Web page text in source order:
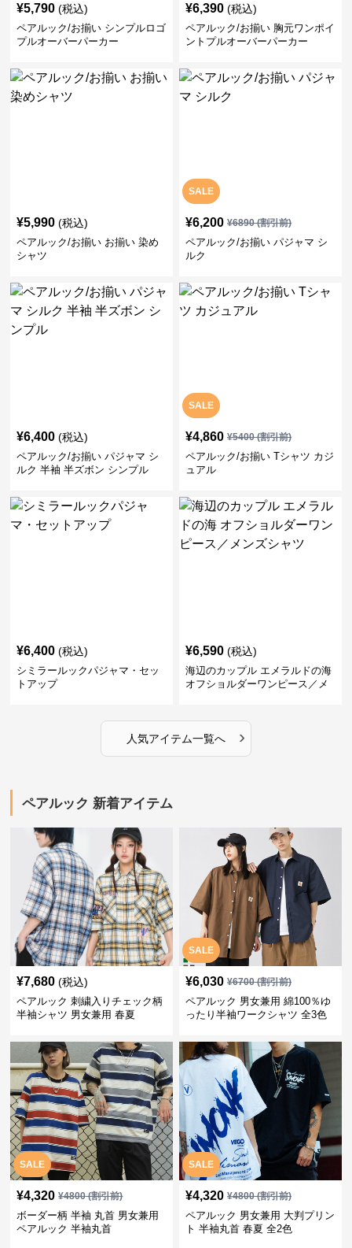
¥5,790 (税込)
ペアルック/お揃い シンプルロゴ
プルオーバーパーカー
¥6,390 (税込)
ペアルック/お揃い 胸元ワンポイ
ントプルオーバーパーカー
¥5,990 (税込)
ペアルック/お揃い お揃い 染め
シャツ
SALE
¥6,200 ¥6890(割引前)
ペアルック/お揃い パジャマ シ
ルク
¥6,400 (税込)
ペアルック/お揃い パジャマ シ
ルク 半袖 半ズボン シンプル
SALE
¥4,860 ¥5400(割引前)
ペアルック/お揃い Tシャツ カジ
ュアル
¥6,400 (税込)
シミラールックパジャマ・セッ
トアップ
¥6,590 (税込)
海辺のカップル エメラルドの海
オフショルダーワンピース／メ
人気アイテム一覧へ ›
ペアルック 新着アイテム
¥7,680 (税込)
ペアルック 刺繍入りチェック柄
半袖シャツ 男女兼用 春夏
SALE
¥6,030 ¥6700(割引前)
ペアルック 男女兼用 綿100％ゆ
ったり半袖ワークシャツ 全3色
SALE
¥4,320 ¥4800(割引前)
ボーダー柄 半袖 丸首 男女兼用
ペアルック 半袖丸首
SALE
¥4,320 ¥4800(割引前)
ペアルック 男女兼用 大判プリン
ト 半袖丸首 春夏 全2色